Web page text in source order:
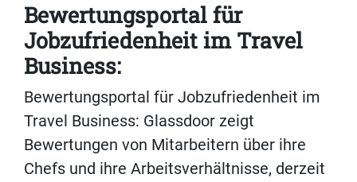
Bewertungsportal für
Jobzufriedenheit im Travel
Business:
Bewertungsportal für Jobzufriedenheit im
Travel Business: Glassdoor zeigt
Bewertungen von Mitarbeitern über ihre
Chefs und ihre Arbeitsverhältnisse, derzeit